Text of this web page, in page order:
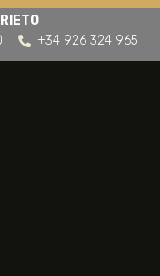
+34 926 324 965